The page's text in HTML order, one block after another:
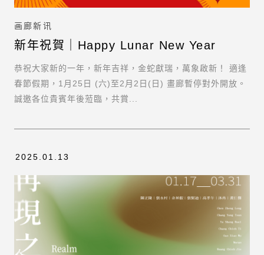
画廊新讯
新年祝賀｜Happy Lunar New Year
恭祝大家新的一年，新年吉祥，金蛇獻瑞，萬象啟新！ 適逢
春節假期，1月25日 (六)至2月2日(日) 畫廊暫停對外開放。
誠邀各位貴賓年後蒞臨，共賞...
2025.01.13